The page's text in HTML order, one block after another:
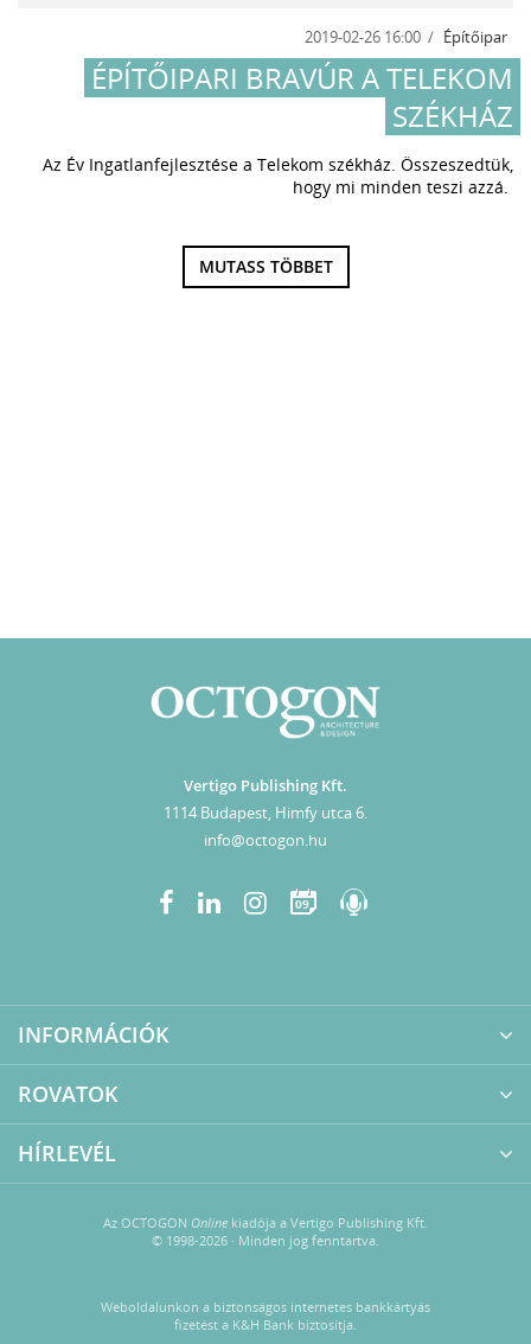
2019-02-26 16:00 Építőipar
ÉPÍTŐIPARI BRAVÚR A TELEKOM
SZÉKHÁZ
Az Év Ingatlanfejlesztése a Telekom székház. Összeszedtük,
hogy mi minden teszi azzá.
MUTASS TÖBBET
Vertigo Publishing Kft.
1114 Budapest, Himfy utca 6.
info@octogon.hu
09
INFORMÁCIÓK
ROVATOK
HÍRLEVÉL
Az OCTOGON Online kiadója a Vertigo Publishing Kft.
© 1998-2026 · Minden jog fenntartva.
Weboldalunkon a biztonságos internetes bankkártyás
fizetést a K&H Bank biztosítja.